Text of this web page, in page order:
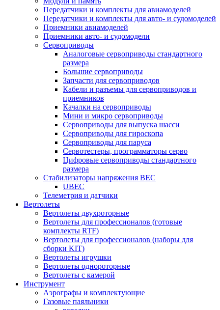
Передатчики и комплекты для авиамоделей
Передатчики и комплекты для авто- и судомоделей
Приемники авиамоделей
Приемники авто- и судомодели
Сервоприводы
Аналоговые сервоприводы стандартного
размера
Большие сервоприводы
Запчасти для сервоприводов
Кабели и разъемы для сервоприводов и
приемников
Качалки на сервоприводы
Мини и микро сервоприводы
Сервоприводы для выпуска шасси
Сервоприводы для гироскопа
Сервоприводы для паруса
Сервотестеры, программаторы серво
Цифровые сервоприводы стандартного
размера
Стабилизаторы напряжения BEC
UBEC
Телеметрия и датчики
Вертолеты
Вертолеты двухроторные
Вертолеты для профессионалов (готовые
комплекты RTF)
Вертолеты для профессионалов (наборы для
сборки KIT)
Вертолеты игрушки
Вертолеты однороторные
Вертолеты с камерой
Инструмент
Аэрографы и комплектующие
Газовые паяльники